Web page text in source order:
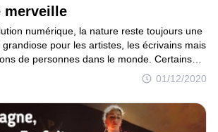
merveille
01/12/2020
numérique, la nature reste toujours une
grandiose pour les artistes, les écrivains mais
de personnes dans le monde. Certains
des milliers de kilomètres pour
avoir subi les aléas de la vie, d’autres voient
se réaliser lorsqu’ils observent les paysages